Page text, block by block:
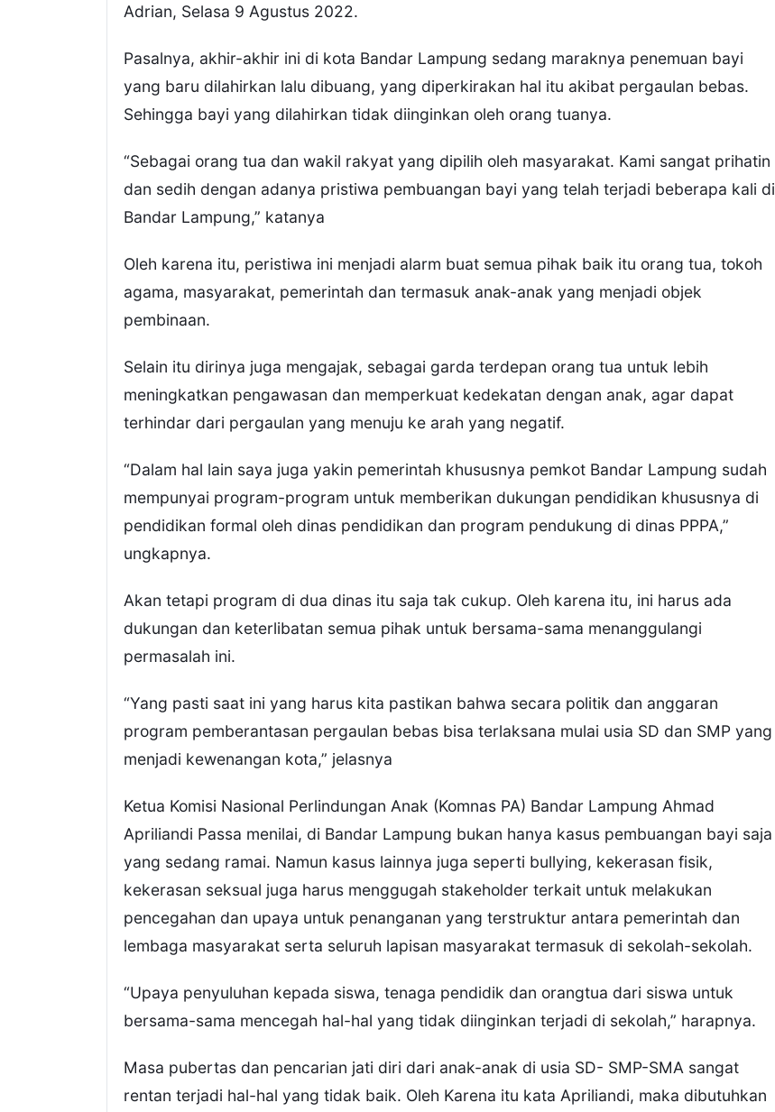
Adrian, Selasa 9 Agustus 2022.
Pasalnya, akhir-akhir ini di kota Bandar Lampung sedang maraknya penemuan bayi
yang baru dilahirkan lalu dibuang, yang diperkirakan hal itu akibat pergaulan bebas.
Sehingga bayi yang dilahirkan tidak diinginkan oleh orang tuanya.
“Sebagai orang tua dan wakil rakyat yang dipilih oleh masyarakat. Kami sangat prihatin
dan sedih dengan adanya pristiwa pembuangan bayi yang telah terjadi beberapa kali di
Bandar Lampung,” katanya
Oleh karena itu, peristiwa ini menjadi alarm buat semua pihak baik itu orang tua, tokoh
agama, masyarakat, pemerintah dan termasuk anak-anak yang menjadi objek
pembinaan.
Selain itu dirinya juga mengajak, sebagai garda terdepan orang tua untuk lebih
meningkatkan pengawasan dan memperkuat kedekatan dengan anak, agar dapat
terhindar dari pergaulan yang menuju ke arah yang negatif.
“Dalam hal lain saya juga yakin pemerintah khususnya pemkot Bandar Lampung sudah
mempunyai program-program untuk memberikan dukungan pendidikan khususnya di
pendidikan formal oleh dinas pendidikan dan program pendukung di dinas PPPA,”
ungkapnya.
Akan tetapi program di dua dinas itu saja tak cukup. Oleh karena itu, ini harus ada
dukungan dan keterlibatan semua pihak untuk bersama-sama menanggulangi
permasalah ini.
“Yang pasti saat ini yang harus kita pastikan bahwa secara politik dan anggaran
program pemberantasan pergaulan bebas bisa terlaksana mulai usia SD dan SMP yang
menjadi kewenangan kota,” jelasnya
Ketua Komisi Nasional Perlindungan Anak (Komnas PA) Bandar Lampung Ahmad
Apriliandi Passa menilai, di Bandar Lampung bukan hanya kasus pembuangan bayi saja
yang sedang ramai. Namun kasus lainnya juga seperti bullying, kekerasan fisik,
kekerasan seksual juga harus menggugah stakeholder terkait untuk melakukan
pencegahan dan upaya untuk penanganan yang terstruktur antara pemerintah dan
lembaga masyarakat serta seluruh lapisan masyarakat termasuk di sekolah-sekolah.
“Upaya penyuluhan kepada siswa, tenaga pendidik dan orangtua dari siswa untuk
bersama-sama mencegah hal-hal yang tidak diinginkan terjadi di sekolah,” harapnya.
Masa pubertas dan pencarian jati diri dari anak-anak di usia SD- SMP-SMA sangat
rentan terjadi hal-hal yang tidak baik. Oleh Karena itu kata Apriliandi, maka dibutuhkan